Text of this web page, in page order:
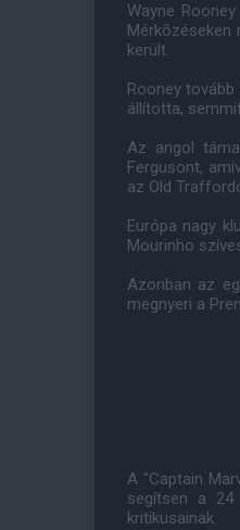
Wayne
került.
Rooney
állította,
Az angol
Fergusont,
az Old
Európa nagy
Mourinho
Azonban az
megnyeri a
A "Captain
segítsen a 24
kritikusainak.